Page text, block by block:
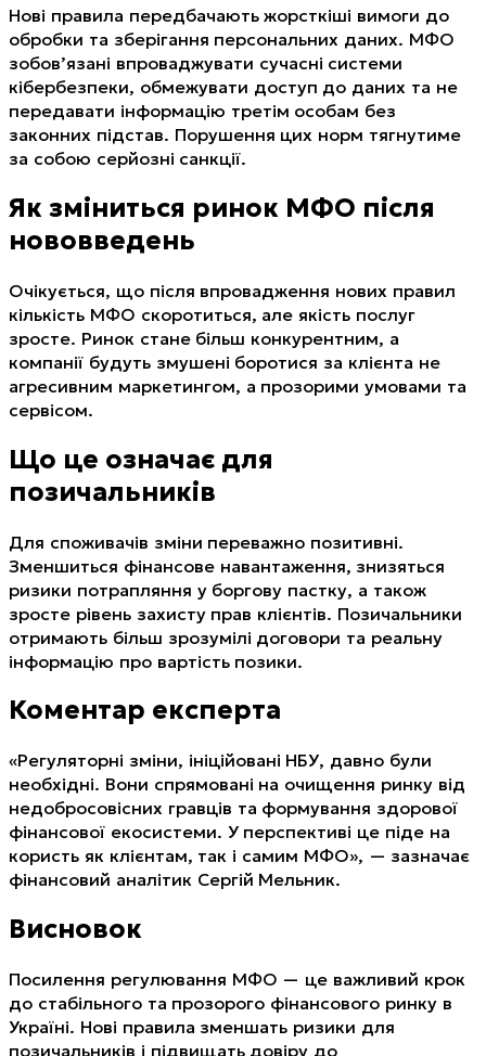
Нові правила передбачають жорсткіші вимоги до
обробки та зберігання персональних даних. МФО
зобов’язані впроваджувати сучасні системи
кібербезпеки, обмежувати доступ до даних та не
передавати інформацію третім особам без
законних підстав. Порушення цих норм тягнутиме
за собою серйозні санкції.
Як зміниться ринок МФО після
нововведень
Очікується, що після впровадження нових правил
кількість МФО скоротиться, але якість послуг
зросте. Ринок стане більш конкурентним, а
компанії будуть змушені боротися за клієнта не
агресивним маркетингом, а прозорими умовами та
сервісом.
Що це означає для
позичальників
Для споживачів зміни переважно позитивні.
Зменшиться фінансове навантаження, знизяться
ризики потрапляння у боргову пастку, а також
зросте рівень захисту прав клієнтів. Позичальники
отримають більш зрозумілі договори та реальну
інформацію про вартість позики.
Коментар експерта
«Регуляторні зміни, ініційовані НБУ, давно були
необхідні. Вони спрямовані на очищення ринку від
недобросовісних гравців та формування здорової
фінансової екосистеми. У перспективі це піде на
користь як клієнтам, так і самим МФО», — зазначає
фінансовий аналітик Сергій Мельник.
Висновок
Посилення регулювання МФО — це важливий крок
до стабільного та прозорого фінансового ринку в
Україні. Нові правила зменшать ризики для
позичальників і підвищать довіру до